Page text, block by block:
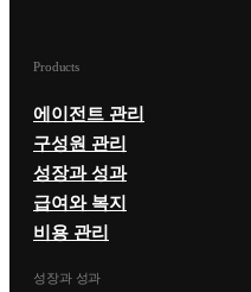
Products
에이전트 관리
구성원 관리
성장과 성과
급여와 복지
비용 관리
성장과 성과